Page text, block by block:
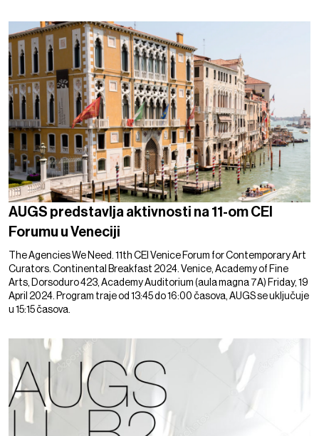
AUGS predstavlja aktivnosti na 11-om CEI
Forumu u Veneciji
The Agencies We Need. 11th CEI Venice Forum for Contemporary Art
Curators. Continental Breakfast 2024. Venice, Academy of Fine
Arts, Dorsoduro 423, Academy Auditorium (aula magna 7A) Friday, 19
April 2024. Program traje od 13:45 do 16:00 časova, AUGS se uključuje
u 15:15 časova.